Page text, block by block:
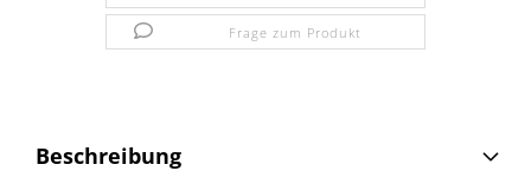
Frage zum Produkt
Beschreibung